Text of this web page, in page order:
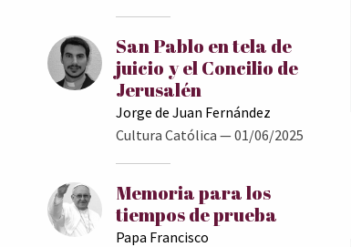
San Pablo en tela de
juicio y el Concilio de
Jerusalén
Jorge de Juan Fernández
Cultura Católica — 01/06/2025
Memoria para los
tiempos de prueba
Papa Francisco